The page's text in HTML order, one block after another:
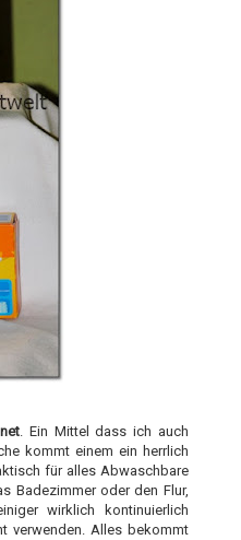
. Ein Mittel dass ich auch
kommt einem ein herrlich
für alles Abwaschbare
Badezimmer oder den Flur,
wirklich kontinuierlich
verwenden. Alles bekommt